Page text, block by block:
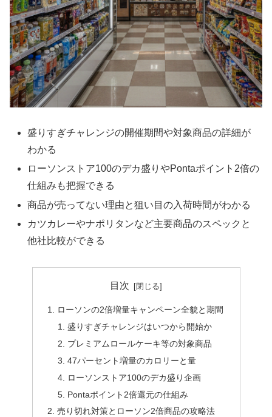
盛りすぎチャレンジの開催期間や対象商品の詳細が
わかる
ローソンストア100のデカ盛りやPontaポイント2倍の
仕組みも把握できる
商品が売ってない理由と狙い目の入荷時間がわかる
カツカレーやナポリタンなど主要商品のスペックと
他社比較ができる
目次
ローソンの2倍増量キャンペーン全貌と期間
盛りすぎチャレンジはいつから開始か
プレミアムロールケーキ等の対象商品
47パーセント増量のカロリーと量
ローソンストア100のデカ盛り企画
Pontaポイント2倍還元の仕組み
売り切れ対策とローソン2倍商品の攻略法